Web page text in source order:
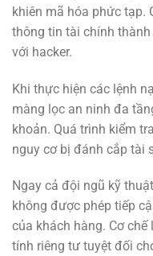
khiên mã hóa phức tạp.
thông tin tài chính
với hacker.
Khi thực hiện các lệnh
màng lọc an ninh đa
khoản. Quá trình kiểm
nguy cơ bị đánh cắp tài
Ngay cả đội ngũ kỹ
không được phép tiếp
của khách hàng. Cơ
tính riêng tư tuyệt đối